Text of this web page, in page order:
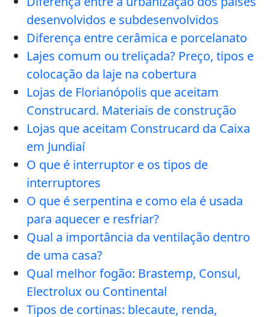
desenvolvidos e subdesenvolvidos
Diferença entre cerâmica e porcelanato
Lajes comum ou treliçada? Preço, tipos e
colocação da laje na cobertura
Lojas de Florianópolis que aceitam
Construcard. Materiais de construção
Lojas que aceitam Construcard da Caixa
em Jundiaí
O que é interruptor e os tipos de
interruptores
O que é serpentina e como ela é usada
para aquecer e resfriar?
Qual a importância da ventilação dentro
de uma casa?
Qual melhor fogão: Brastemp, Consul,
Electrolux ou Continental
Tipos de cortinas: blecaute, renda,